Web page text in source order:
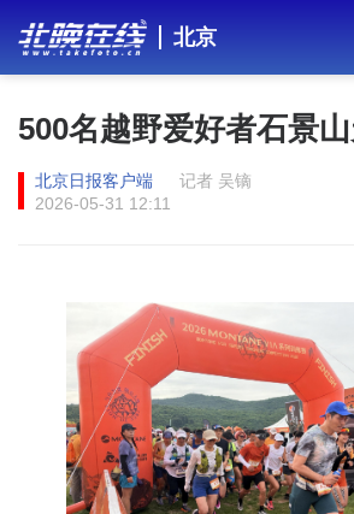
北京
500名越野爱好者石景
北京日报客户端
记者 吴镝
2026-05-31 12:11